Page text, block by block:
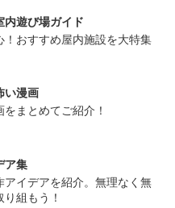
内遊び場ガイド
おすすめ屋内施設を大特集
い漫画
まとめてご紹介！
ア集
イデアを紹介。無理なく無
組もう！